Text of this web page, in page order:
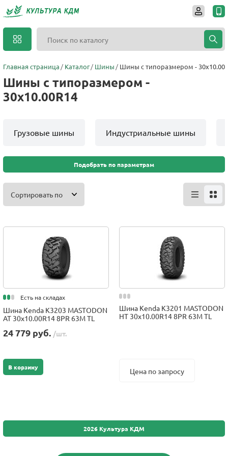
Главная страница Каталог Шины Шины с типоразмером -
Шины с типоразмером -
30x10.00R14
Грузовые шины Индустриальные шины
Подобрать по параметрам
Сортировать по
Есть на складах
Шина Kenda K3203 MASTODON
AT 30x10.00R14 8PR 63M TL
24 779 руб. /шт.
В корзину
Шина Kenda K3201 MASTODON
HT 30x10.00R14 8PR 63M TL
Цена по запросу
2026 Культура КДМ